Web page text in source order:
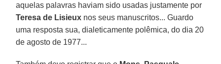
aquelas palavras haviam sido usadas justamente por
Teresa de Lisieux nos seus manuscritos... Guardo
uma resposta sua, dialeticamente polêmica, do dia 20
de agosto de 1977...